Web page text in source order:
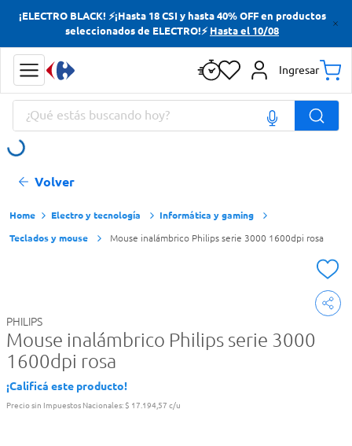
¡ELECTRO BLACK! ⚡¡Hasta 18 CSI y hasta 40% OFF en productos
seleccionados de ELECTRO!⚡ Hasta el 10/08
Ingresar
¿Qué estás buscando hoy?
Volver
Electro y tecnología
Informática y gaming
Teclados y mouse
Mouse inalámbrico Philips serie 3000 1600dpi rosa
PHILIPS
Mouse inalámbrico Philips serie 3000
1600dpi rosa
¡Calificá este producto!
Precio sin Impuestos Nacionales:$ 17.194,57 c/u
Términos más buscados
Yerba
Cerveza
Doves
Términos más buscados
Yerba
Cerveza
Doves